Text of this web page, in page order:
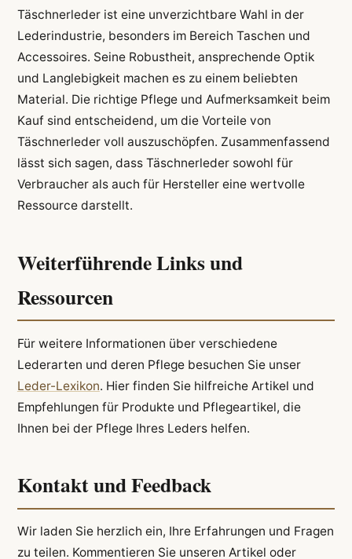
Täschnerleder ist eine unverzichtbare Wahl in der
Lederindustrie, besonders im Bereich Taschen und
Accessoires. Seine Robustheit, ansprechende Optik
und Langlebigkeit machen es zu einem beliebten
Material. Die richtige Pflege und Aufmerksamkeit beim
Kauf sind entscheidend, um die Vorteile von
Täschnerleder voll auszuschöpfen. Zusammenfassend
lässt sich sagen, dass Täschnerleder sowohl für
Verbraucher als auch für Hersteller eine wertvolle
Ressource darstellt.
Weiterführende Links und
Ressourcen
Für weitere Informationen über verschiedene
Lederarten und deren Pflege besuchen Sie unser
Leder-Lexikon. Hier finden Sie hilfreiche Artikel und
Empfehlungen für Produkte und Pflegeartikel, die
Ihnen bei der Pflege Ihres Leders helfen.
Kontakt und Feedback
Wir laden Sie herzlich ein, Ihre Erfahrungen und Fragen
zu teilen. Kommentieren Sie unseren Artikel oder